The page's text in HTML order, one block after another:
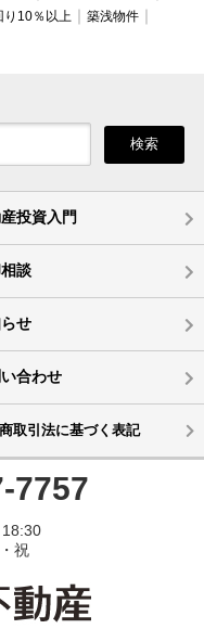
り10％以上
築浅物件
検索
投資入門
談
せ
合わせ
取引法に基づく表記
7757
祝